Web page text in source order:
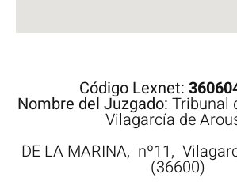
Código Lexnet:
Nombre del Juzgado: Tribunal
Vilagarcía de
DE LA MARINA, nº11,
(36600)